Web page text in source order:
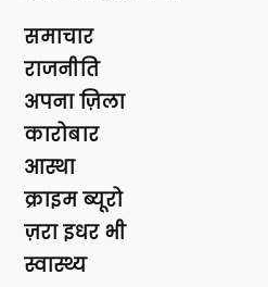
समाचार
राजनीति
अपना ज़िला
कारोबार
आस्था
क्राइम ब्यूरो
ज़रा इधर भी
स्वास्थ्य